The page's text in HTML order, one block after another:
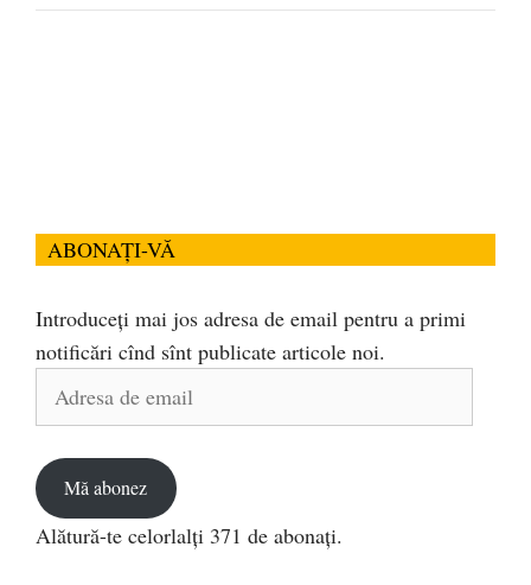
ABONAȚI-VĂ
Introduceți mai jos adresa de email pentru a primi
notificări cînd sînt publicate articole noi.
Mă abonez
Alătură-te celorlalți 371 de abonați.